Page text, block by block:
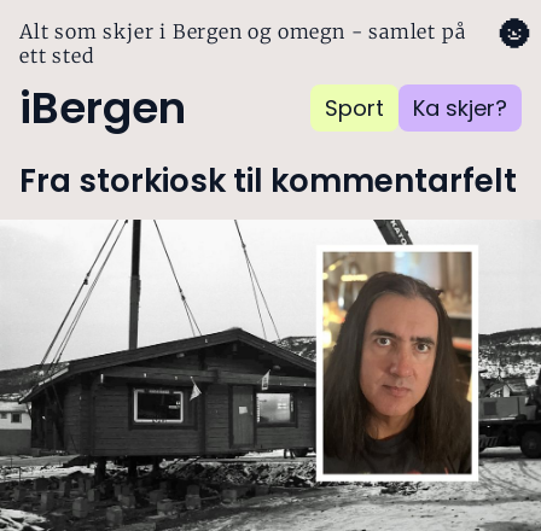
Alt som skjer i Bergen og omegn - samlet på
ett sted
iBergen Sport Ka skjer?
🌚
Fra storkiosk til kommentarfelt